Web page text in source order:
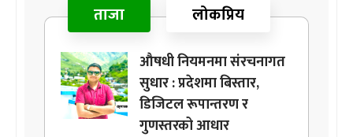
ताजा लोकप्रिय
औषधी नियमनमा संरचनागत
सुधार : प्रदेशमा बिस्तार,
डिजिटल रूपान्तरण र
गुणस्तरको आधार